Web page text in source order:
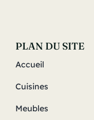
PLAN DU SITE
Accueil
Cuisines
Meubles